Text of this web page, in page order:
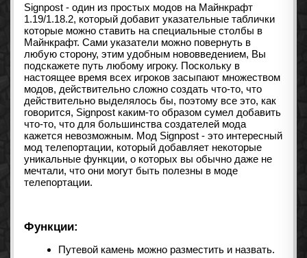
Signpost - один из простых модов на Майнкрафт
1.19/1.18.2, который добавит указательные таблички
которые можно ставить на специальные столбы в
Майнкрафт. Сами указатели можно повернуть в
любую сторону, этим удобным нововведением, Вы
подскажете путь любому игроку. Поскольку в
настоящее время всех игроков засыпают множеством
модов, действительно сложно создать что-то, что
действительно выделялось бы, поэтому все это, как
говорится, Signpost каким-то образом сумел добавить
что-то, что для большинства создателей мода
кажется невозможным. Мод Signpost - это интересный
мод телепортации, который добавляет некоторые
уникальные функции, о которых вы обычно даже не
мечтали, что они могут быть полезны в моде
телепортации.
Функции:
Путевой камень можно разместить и назвать.